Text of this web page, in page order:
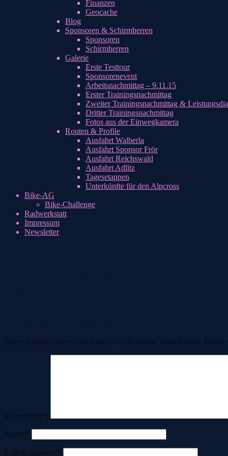
Finanzen
Geocache
Blog
Sponsoren & Schirmherren
Sponsoren
Schirmherren
Galerie
Erste Testtour
Sponsorenevent
Arbeitsnachmittag – 9.11.15
Erster Trainingsnachmittag
Zweiter Trainingsnachmittag &
Dritter Trainingsnachmittag
Fotos aus der Einwegkamera
Routen & Profile
Ausfahrt Walberla
Ausfahrt Sponsor Frör
Ausfahrt Reichswald
Ausfahrt Adlitz
Tagesetappen
Unterkünfte für den Alpcross
Bike-AG
Bike-Challenge
Radwerkstatt
Impressum
Newsletter
Deine E-Mail-Adresse wird nicht veröffentlicht. Erforderliche Felder
Kommentar *
Name *
E-Mail-Adresse *